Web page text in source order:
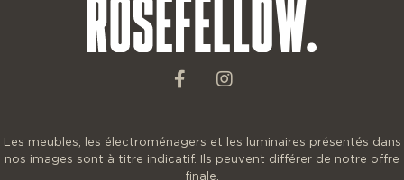
Les meubles, les électroménagers et les luminaires présentés dans
nos images sont à titre indicatif. Ils peuvent différer de notre offre
finale.